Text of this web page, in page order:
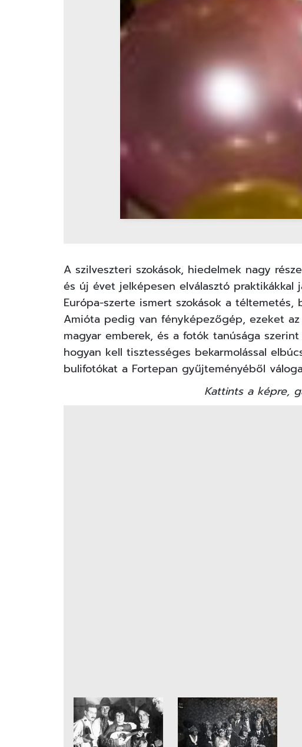
A szilveszteri szokások, hiedelmek nagy
és új évet jelképesen elválasztó praktikákkal
Európa-szerte ismert szokások a téltemetés,
Amióta pedig van fényképezőgép, ezeket
magyar emberek, és a fotók tanúsága
hogyan kell tisztességes bekarmolással
bulifotókat a Fortepan gyűjteményéből
Kattints a képre,